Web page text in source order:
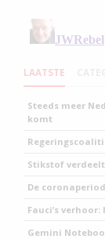
LAATSTE
Steeds meer
komt
Stikstof
De
Fauci’s
Gemini